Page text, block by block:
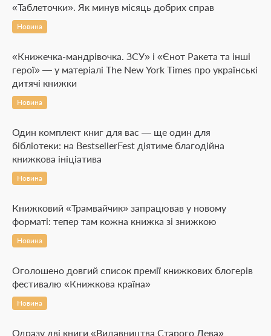
«Таблеточки». Як минув місяць добрих справ
Новина
«Книжечка-мандрівочка. ЗСУ» і «Єнот Ракета та інші
герої» — у матеріалі The New York Times про українські
дитячі книжки
Новина
Один комплект книг для вас — ще один для
бібліотеки: на BestsellerFest діятиме благодійна
книжкова ініціатива
Новина
Книжковий «Трамвайчик» запрацював у новому
форматі: тепер там кожна книжка зі знижкою
Новина
Оголошено довгий список премії книжкових блогерів
фестивалю «Книжкова країна»
Новина
Одразу дві книги «Видавництва Старого Лева»